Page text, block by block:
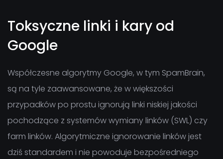
Toksyczne linki i kary od
Google
Współczesne algorytmy Google, w tym SpamBrain,
są na tyle zaawansowane, że w większości
przypadków po prostu ignorują linki niskiej jakości
pochodzące z systemów wymiany linków (SWL) czy
farm linków. Algorytmiczne ignorowanie linków jest
dziś standardem i nie powoduje bezpośredniego